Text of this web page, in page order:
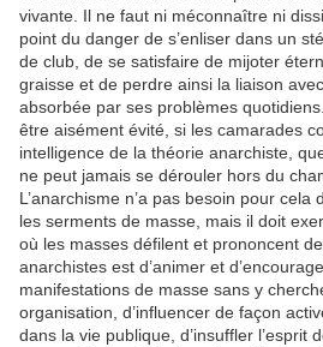
vivante. Il ne faut ni méconnaître ni
point du danger de s’enliser dans un
de club, de se satisfaire de mijoter
graisse et de perdre ainsi la liaison
absorbée par ses problèmes
être aisément évité, si les camarades
intelligence de la théorie anarchiste,
ne peut jamais se dérouler hors du
L’anarchisme n’a pas besoin pour cela
les serments de masse, mais il doit
où les masses défilent et prononcent
anarchistes est d’animer et
manifestations de masse sans y
organisation, d’influencer de façon
dans la vie publique, d’insuffler l’esprit